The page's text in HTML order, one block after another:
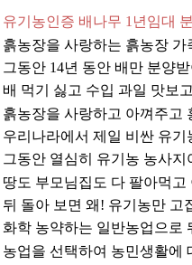
유기농인증 배나무 1년임대
흙농장을 사랑하는 흙농장 가
그동안 14년 동안 배만 분양
배 먹기 싫고 수입 과일 맛보
흙농장을 사랑하고 아껴주고
우리나라에서 제일 비싼 유
그동안 열심히 유기농 농사
땅도 부모님집도 다 팔아먹
뒤 돌아 보면 왜 ! 유기농만 고
화학 농약하는 일반농업으로
농업을 선택하여 농민생활에